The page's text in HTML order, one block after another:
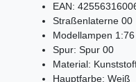
EAN:
Straßenlaterne 00
Modellampen 1:76
Spur: Spur 00
Material:
Hauptfarbe: Weiß